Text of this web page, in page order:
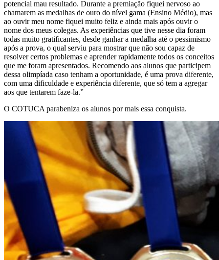
potencial mau resultado. Durante a premiação fiquei nervoso ao
chamarem as medalhas de ouro do nível gama (Ensino Médio), mas
ao ouvir meu nome fiquei muito feliz e ainda mais após ouvir o
nome dos meus colegas. As experiências que tive nesse dia foram
todas muito gratificantes, desde ganhar a medalha até o pessimismo
após a prova, o qual serviu para mostrar que não sou capaz de
resolver certos problemas e aprender rapidamente todos os conceitos
que me foram apresentados. Recomendo aos alunos que participem
dessa olimpíada caso tenham a oportunidade, é uma prova diferente,
com uma dificuldade e experiência diferente, que só tem a agregar
aos que tentarem faze-la.”
O COTUCA parabeniza os alunos por mais essa conquista.